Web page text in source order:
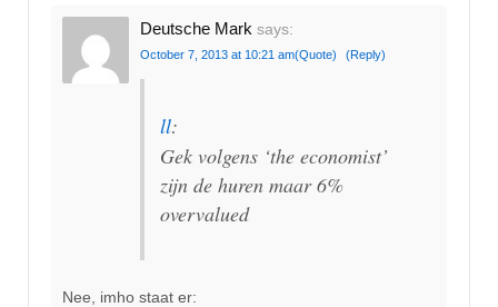
Deutsche Mark says:
October 7, 2013 at 10:21 am(Quote) (Reply)
ll:
Gek volgens ‘the economist’
zijn de huren maar 6%
overvalued
Nee, imho staat er: